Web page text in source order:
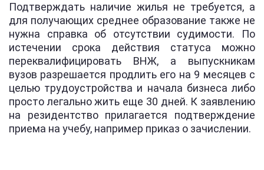
Подтверждать наличие жилья не требуется, а
для получающих среднее образование также не
нужна справка об отсутствии судимости. По
истечении срока действия статуса можно
переквалифицировать ВНЖ, а выпускникам
вузов разрешается продлить его на 9 месяцев с
целью трудоустройства и начала бизнеса либо
просто легально жить еще 30 дней. К заявлению
на резидентство прилагается подтверждение
приема на учебу, например приказ о зачислении.